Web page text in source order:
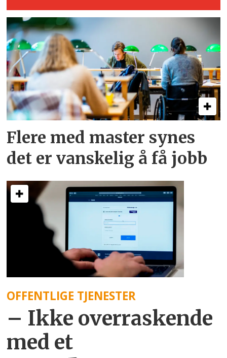
Flere med master synes
det er vanskelig å få jobb
OFFENTLIGE TJENESTER
– Ikke overraskende
med et